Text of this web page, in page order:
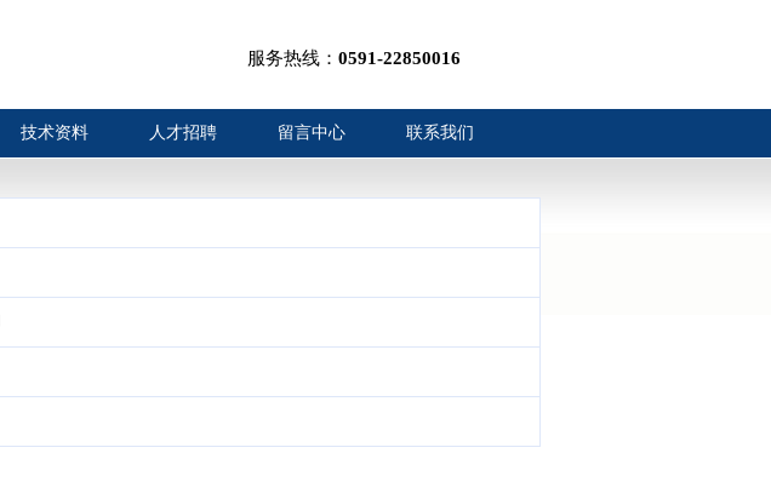
服务热线： 0591-22850016
技术资料 人才招聘 留言中心 联系我们